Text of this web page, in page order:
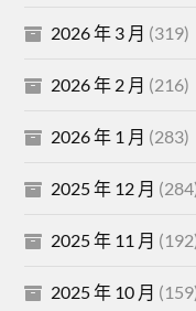
2026 年 3 月 (319)
2026 年 2 月 (216)
2026 年 1 月 (283)
2025 年 12 月
2025 年 11 月
2025 年 10 月